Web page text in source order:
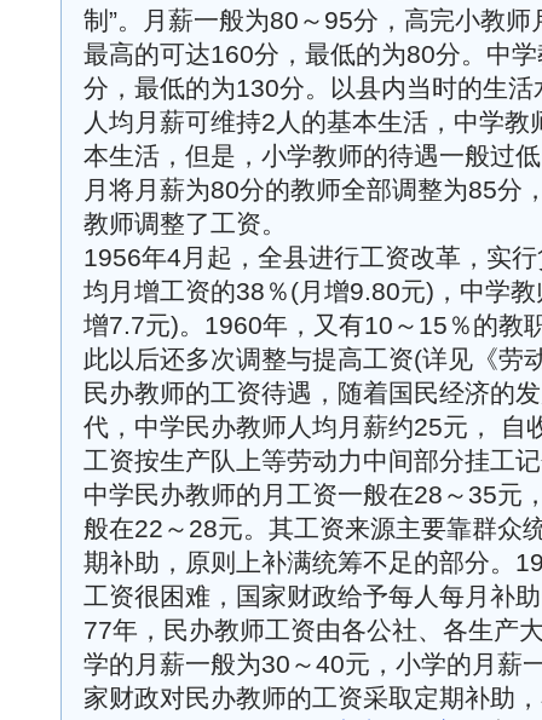
制”。月薪一般为80～95分，高完小教
最高的可达160分，最低的为80分。中
分，最低的为130分。以县内当时的生
人均月薪可维持2人的基本生活，中学
本生活，但是，小学教师的待遇一般过
月将月薪为80分的教师全部调整为85分
教师调整了工资。
1956年4月起，全县进行工资改革，实
均月增工资的38％(月增9.80元)，中学
增7.7元)。1960年，又有10～15％的教
此以后还多次调整与提高工资(详见《劳
民办教师的工资待遇，随着国民经济的
代，中学民办教师人均月薪约25元， 自
工资按生产队上等劳动力中间部分挂工
中学民办教师的月工资一般在28～35元
般在22～28元。其工资来源主要靠群众
期补助，原则上补满统筹不足的部分。
工资很困难，国家财政给予每人每月补
77年，民办教师工资由各公社、各生产
学的月薪一般为30～40元，小学的月薪
家财政对民办教师的工资采取定期补助